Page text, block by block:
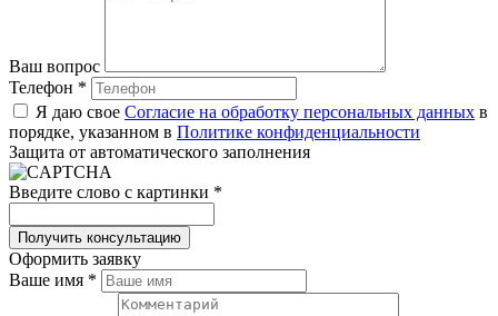
Ваш вопрос
Телефон *
Я даю свое Согласие на обработку персональных данных в
порядке, указанном в Политике конфиденциальности
Защита от автоматического заполнения
Введите слово с картинки *
Оформить заявку
Ваше имя *